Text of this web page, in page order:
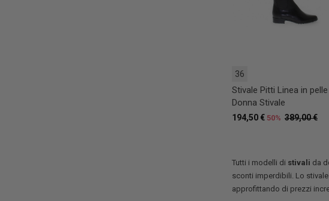
36
Stivale Pitti Linea in pelle
Donna Stivale
389,00 €
194,50 € 50%
Tutti i modelli di stivali da
sconti imperdibili. Lo
approfittando di prezzi